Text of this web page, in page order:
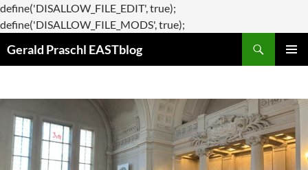
define('DISALLOW_FILE_EDIT', true);
define('DISALLOW_FILE_MODS', true);
Gerald Praschl EASTblog